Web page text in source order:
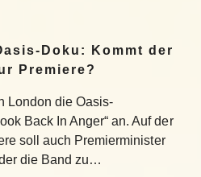
Doku: Kommt der
Premiere?
London die Oasis-
Back In Anger“ an. Auf der
soll auch Premierminister
die Band zu…